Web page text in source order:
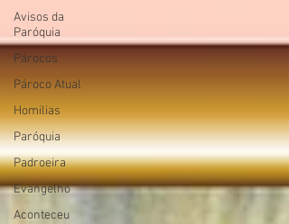
Avisos da
Paróquia
Párocos
Pároco Atual
Homilias
Paróquia
Padroeira
Evangelho
Aconteceu